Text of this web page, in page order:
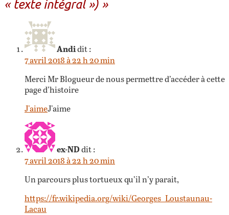
« texte intégral ») »
Andidit :
7 avril 2018 à 22 h 20 min
Merci Mr Blogueur de nous permettre d’accéder à cette
page d’histoire
J'aimeJ'aime
ex-NDdit :
7 avril 2018 à 22 h 20 min
Un parcours plus tortueux qu’il n’y parait,
https://fr.wikipedia.org/wiki/Georges_Loustaunau-
Lacau